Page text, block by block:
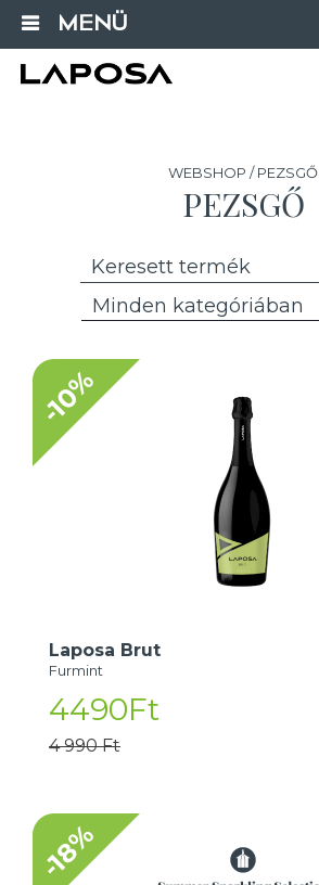
MENÜ
WEBSHOP / PEZSGŐ
PEZSGŐ
Minden kategóriában
-10%
Laposa Brut
Furmint
4490Ft
4 990 Ft
-18%